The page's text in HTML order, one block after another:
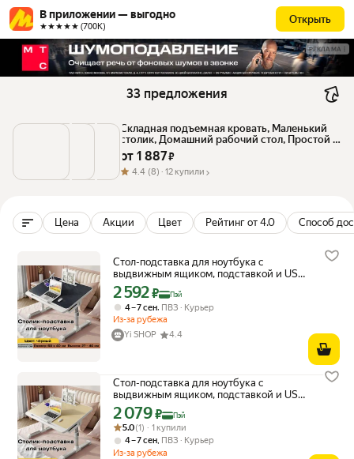
В приложении — выгодно
★★★★★ (700К)
Открыть
РЕКЛАМА
33 предложения
Складная подъемная кровать, Маленький
столик, Домашний рабочий стол, Простой
Компьютерный стол в спальне, эркер,
Студенческий столик в общежитии,
флагманский "желтый дуб" N3 + выдвижной
от 1 887 ₽
4.4 (8) · 12 купили
Цена Акции Цвет Рейтинг от 4.0 Способ
Стол-подставка для ноутбука с
выдвижным ящиком, подставкой и USB,
чёрный, маленький домашний рабочий
компьютерный столик
Цена с картой Яндекс Пэй 2592 ₽ вместо
2 592₽ Пэй
4 – 7 сен, ПВЗ
Курьер
Из-за рубежа
Yi SHOP
4.4
Стол-подставка для ноутбука с
выдвижным ящиком, подставкой и USB,
жёлтый, маленький домашний рабочий
компьютерный столик
Цена с картой Яндекс Пэй 2079 ₽ вместо
2 079₽ Пэй
Рейтинг товара: 5.0 из 5
Оценок: (1) · 1 купили
5.0(1) · 1 купили
4 – 7 сен, ПВЗ
Курьер
Из-за рубежа